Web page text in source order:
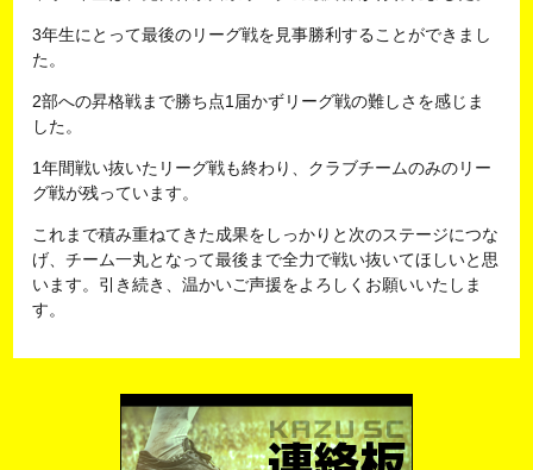
3年生にとって最後のリーグ戦を見事勝利することができまし
た。
2部への昇格戦まで勝ち点1届かずリーグ戦の難しさを感じま
した。
1年間戦い抜いたリーグ戦も終わり、クラブチームのみのリー
グ戦が残っています。
これまで積み重ねてきた成果をしっかりと次のステージにつな
げ、チーム一丸となって最後まで全力で戦い抜いてほしいと思
います。引き続き、温かいご声援をよろしくお願いいたしま
す。